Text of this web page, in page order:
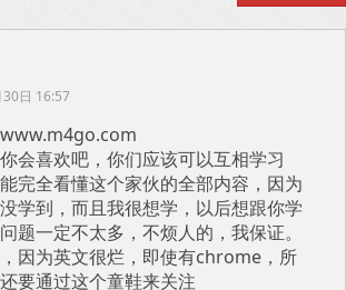
日 16:57
会喜欢吧，你们应该可以互相学习
完全看懂这个家伙的全部内容，因为
学到，而且我很想学，以后想跟你学
题一定不太多，不烦人的，我保证。
因为英文很烂，即使有chrome，所
要通过这个童鞋来关注